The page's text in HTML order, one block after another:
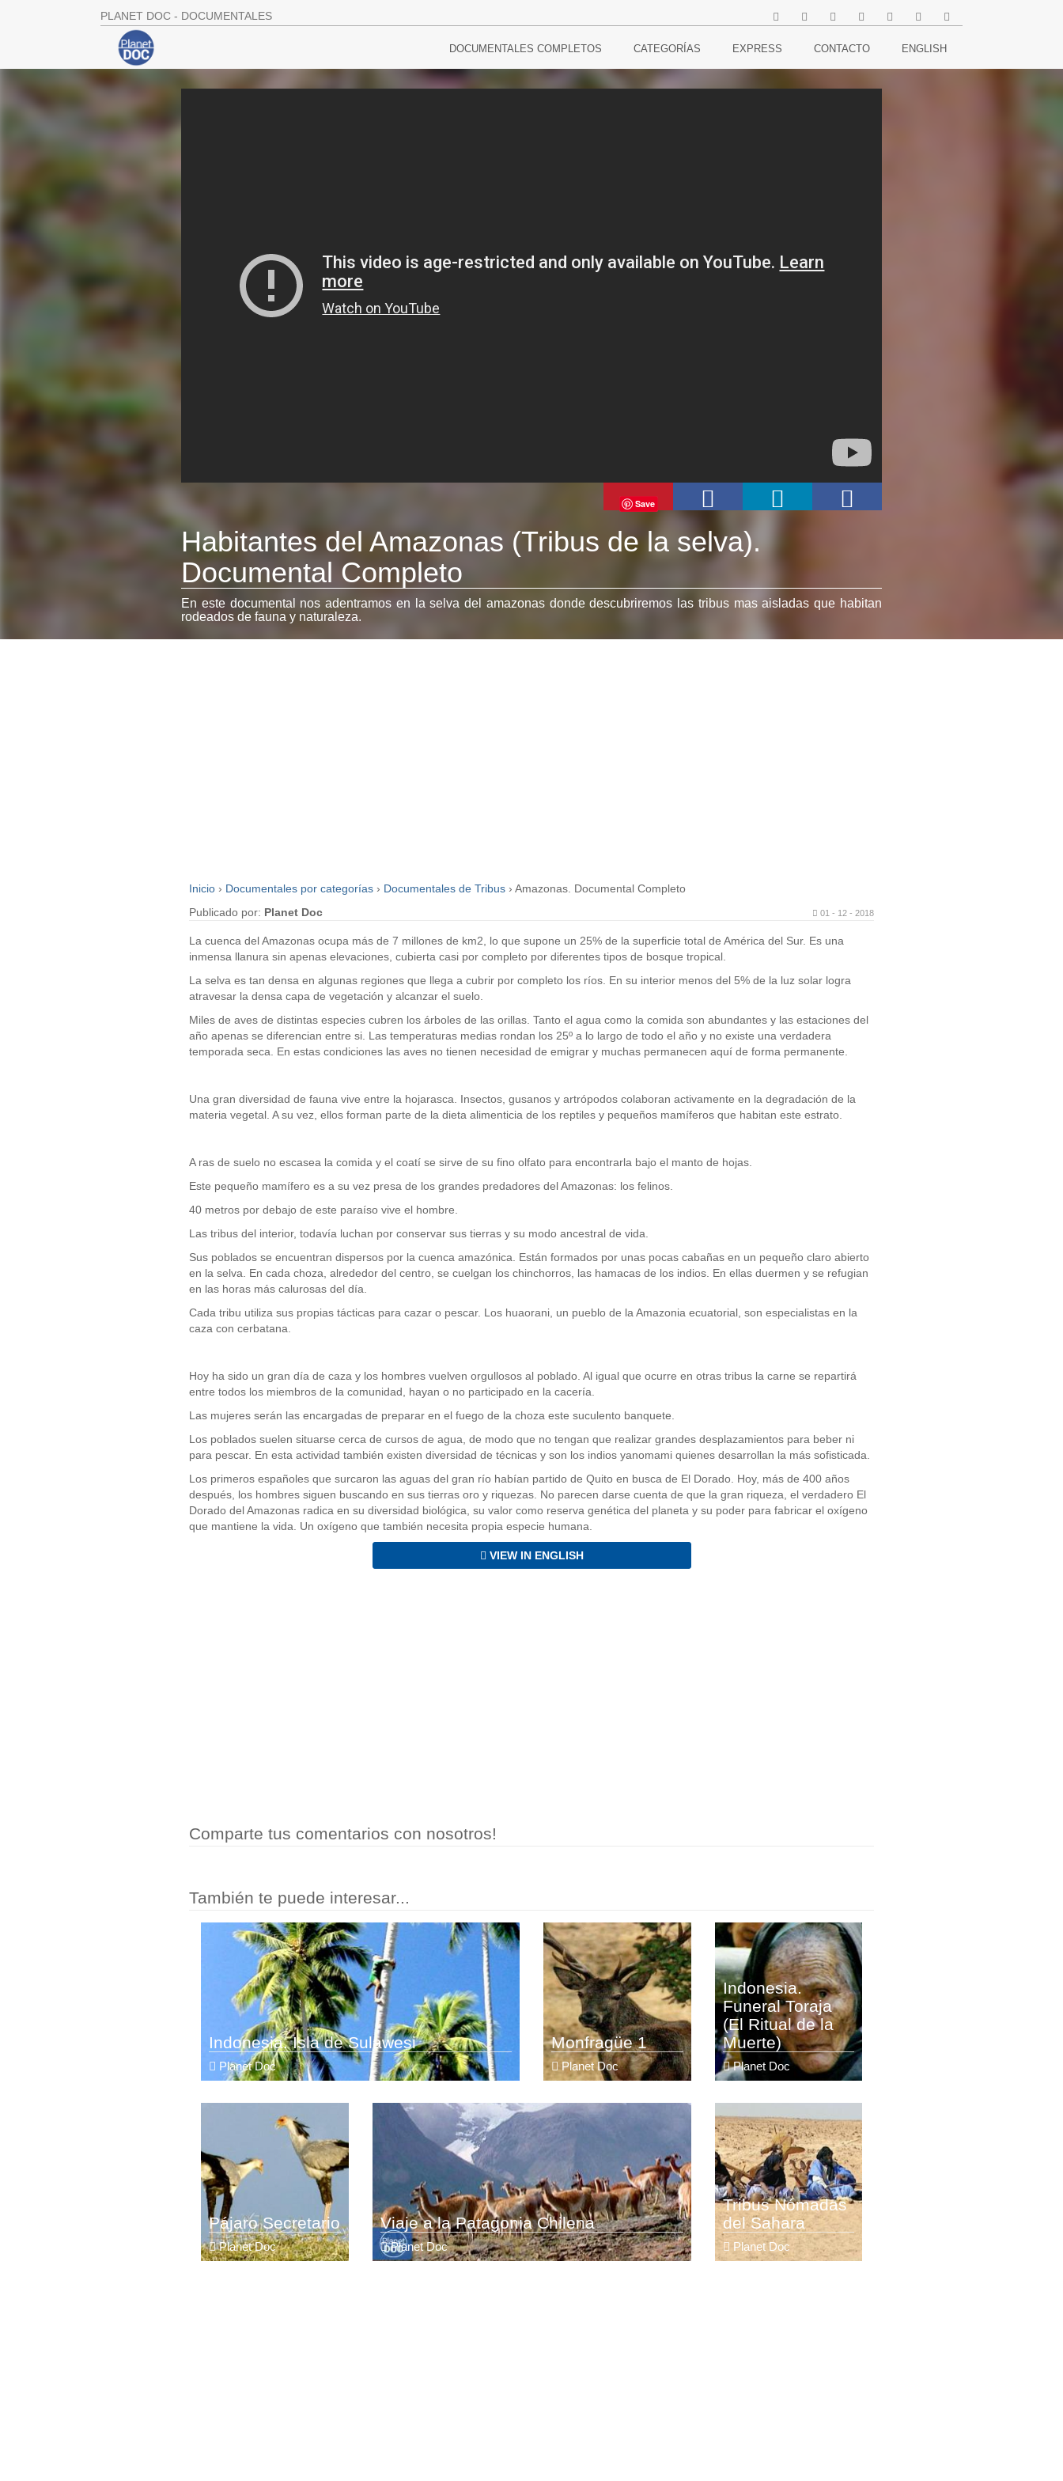
PLANET DOC - DOCUMENTALES
DOCUMENTALES COMPLETOS CATEGORÍAS EXPRESS CONTACTO ENGLISH
Save
Habitantes del Amazonas (Tribus de la selva).
Documental Completo
En este documental nos adentramos en la selva del amazonas donde descubriremos las tribus mas aisladas que habitan
rodeados de fauna y naturaleza.
Inicio › Documentales por categorías › Documentales de Tribus › Amazonas. Documental Completo
Publicado por: Planet Doc 01 - 12 - 2018
La cuenca del Amazonas ocupa más de 7 millones de km2, lo que supone un 25% de la superficie total de América del Sur. Es una
inmensa llanura sin apenas elevaciones, cubierta casi por completo por diferentes tipos de bosque tropical.
La selva es tan densa en algunas regiones que llega a cubrir por completo los ríos. En su interior menos del 5% de la luz solar logra
atravesar la densa capa de vegetación y alcanzar el suelo.
Miles de aves de distintas especies cubren los árboles de las orillas. Tanto el agua como la comida son abundantes y las estaciones del
año apenas se diferencian entre si. Las temperaturas medias rondan los 25º a lo largo de todo el año y no existe una verdadera
temporada seca. En estas condiciones las aves no tienen necesidad de emigrar y muchas permanecen aquí de forma permanente.
Una gran diversidad de fauna vive entre la hojarasca. Insectos, gusanos y artrópodos colaboran activamente en la degradación de la
materia vegetal. A su vez, ellos forman parte de la dieta alimenticia de los reptiles y pequeños mamíferos que habitan este estrato.
A ras de suelo no escasea la comida y el coatí se sirve de su fino olfato para encontrarla bajo el manto de hojas.
Este pequeño mamífero es a su vez presa de los grandes predadores del Amazonas: los felinos.
40 metros por debajo de este paraíso vive el hombre.
Las tribus del interior, todavía luchan por conservar sus tierras y su modo ancestral de vida.
Sus poblados se encuentran dispersos por la cuenca amazónica. Están formados por unas pocas cabañas en un pequeño claro abierto
en la selva. En cada choza, alrededor del centro, se cuelgan los chinchorros, las hamacas de los indios. En ellas duermen y se refugian
en las horas más calurosas del día.
Cada tribu utiliza sus propias tácticas para cazar o pescar. Los huaorani, un pueblo de la Amazonia ecuatorial, son especialistas en la
caza con cerbatana.
Hoy ha sido un gran día de caza y los hombres vuelven orgullosos al poblado. Al igual que ocurre en otras tribus la carne se repartirá
entre todos los miembros de la comunidad, hayan o no participado en la cacería.
Las mujeres serán las encargadas de preparar en el fuego de la choza este suculento banquete.
Los poblados suelen situarse cerca de cursos de agua, de modo que no tengan que realizar grandes desplazamientos para beber ni
para pescar. En esta actividad también existen diversidad de técnicas y son los indios yanomami quienes desarrollan la más sofisticada.
Los primeros españoles que surcaron las aguas del gran río habían partido de Quito en busca de El Dorado. Hoy, más de 400 años
después, los hombres siguen buscando en sus tierras oro y riquezas. No parecen darse cuenta de que la gran riqueza, el verdadero El
Dorado del Amazonas radica en su diversidad biológica, su valor como reserva genética del planeta y su poder para fabricar el oxígeno
que mantiene la vida. Un oxígeno que también necesita propia especie humana.
VIEW IN ENGLISH
Comparte tus comentarios con nosotros!
También te puede interesar...
Indonesia. Isla de Sulawesi
Planet Doc
Monfragüe 1
Planet Doc
Indonesia.
Funeral Toraja
(El Ritual de la
Muerte)
Planet Doc
Pájaro Secretario
Planet Doc
Viaje a la Patagonia Chilena
Planet Doc
Tribus Nómadas
del Sahara
Planet Doc